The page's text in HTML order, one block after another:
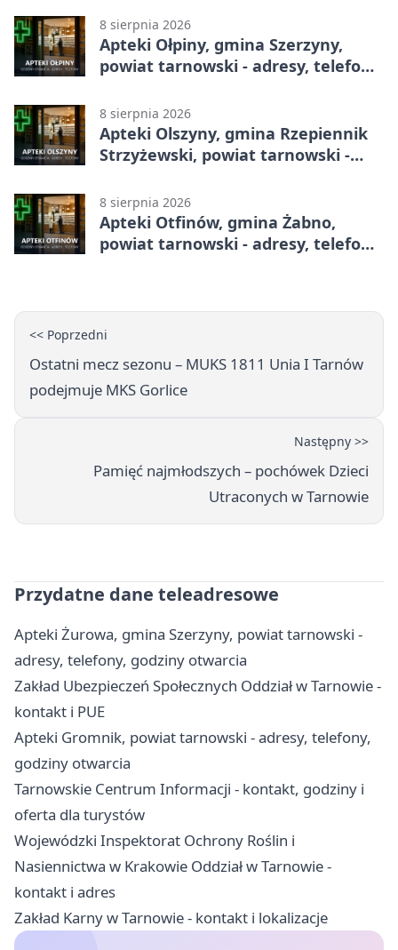
8 sierpnia 2026
Apteki Ołpiny, gmina Szerzyny,
powiat tarnowski - adresy, telefony,
8 sierpnia 2026
Apteki Olszyny, gmina Rzepiennik
Strzyżewski, powiat tarnowski -
8 sierpnia 2026
Apteki Otfinów, gmina Żabno,
powiat tarnowski - adresy, telefony,
<< Poprzedni
Ostatni mecz sezonu – MUKS 1811 Unia I Tarnów
podejmuje MKS Gorlice
Następny >>
Pamięć najmłodszych – pochówek Dzieci
Utraconych w Tarnowie
Przydatne dane teleadresowe
Apteki Żurowa, gmina Szerzyny, powiat tarnowski -
adresy, telefony, godziny otwarcia
Zakład Ubezpieczeń Społecznych Oddział w Tarnowie -
kontakt i PUE
Apteki Gromnik, powiat tarnowski - adresy, telefony,
godziny otwarcia
Tarnowskie Centrum Informacji - kontakt, godziny i
oferta dla turystów
Wojewódzki Inspektorat Ochrony Roślin i
Nasiennictwa w Krakowie Oddział w Tarnowie -
kontakt i adres
Zakład Karny w Tarnowie - kontakt i lokalizacje